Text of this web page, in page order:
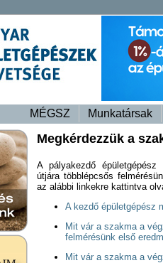
MÉGSZ Munkatársak
Megkérdezzük a
A pályakezdő
útjára többlépcsős
az alábbi linkekre kattintva
A kezdő épületgépész
Mit vár a szakma a
felmérésünk első
Mit vár a szakma a